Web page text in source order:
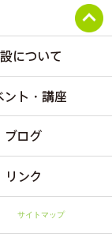
サイトマップ